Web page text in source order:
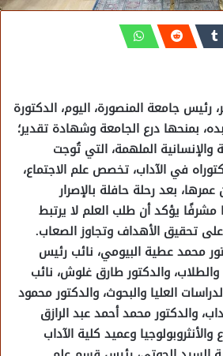
جامعة المنصورة، اليوم، الدكتورة
بمنحها درع الجامعة وشهادة تقدير؛
والإنسانية الملهمة، التي تُوجت
في الآداب، تخصص علم الاجتماع،
بعد رحلة حافلة بالإصرار
مشرفًا يؤكد أن طلب العلم لا يرتبط
على تحقيق الأهداف وتجاوز الصعاب.
محمد عطية البيومي، نائب رئيس
والدكتور طارق غلوش، نائب
العليا والبحوث، والدكتور محمود
والدكتور محمد أحمد عبد الرازق
والأنثروبولوجيا وعميد كلية الآداب